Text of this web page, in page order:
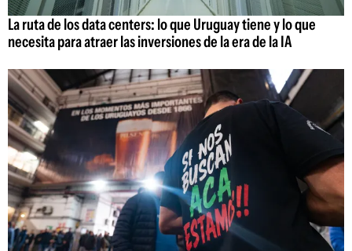
La ruta de los data centers: lo que Uruguay tiene y lo que
necesita para atraer las inversiones de la era de la IA